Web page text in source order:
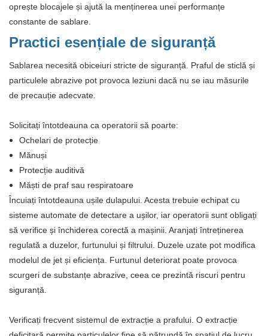
oprește blocajele și ajută la menținerea unei performanțe
constante de sablare.
Practici esențiale de siguranță
Sablarea necesită obiceiuri stricte de siguranță. Praful de sticlă și
particulele abrazive pot provoca leziuni dacă nu se iau măsurile
de precauție adecvate.
Solicitați întotdeauna ca operatorii să poarte:
Ochelari de protecție
Mănuși
Protecție auditivă
Măști de praf sau respiratoare
Încuiați întotdeauna ușile dulapului. Acesta trebuie echipat cu
sisteme automate de detectare a ușilor, iar operatorii sunt obligați
să verifice și închiderea corectă a mașinii. Aranjați întreținerea
regulată a duzelor, furtunului și filtrului. Duzele uzate pot modifica
modelul de jet și eficiența. Furtunul deteriorat poate provoca
scurgeri de substanțe abrazive, ceea ce prezintă riscuri pentru
siguranță.
Verificați frecvent sistemul de extracție a prafului. O extracție